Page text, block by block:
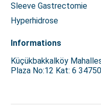
Sleeve Gastrectomie
Hyperhidrose
Informations
Küçükbakkalköy
Plaza No:12 Kat: 6 34750